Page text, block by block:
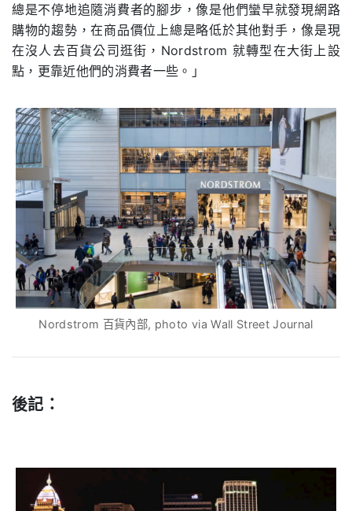
總是不停地追隨消費者的腳步，像是他們蠻早就發現網路
購物的趨勢，在商品價位上總是略低於其他對手，像是現
在沒人去百貨公司逛街， Nordstrom 就轉型在大街上設
點，更靠近他們的消費者一些。」
Nordstrom 百貨內部, photo via Wall Street Journal
後記：